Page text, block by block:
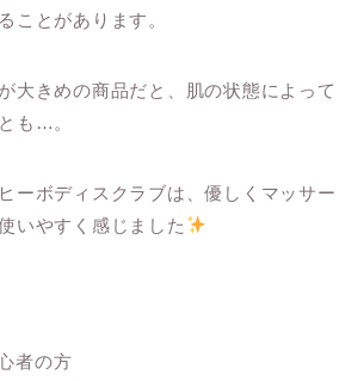
ことがあります。
大きめの商品だと、肌の状態によって
も…。
ーボディスクラブは、優しくマッサー
いやすく感じました
者の方